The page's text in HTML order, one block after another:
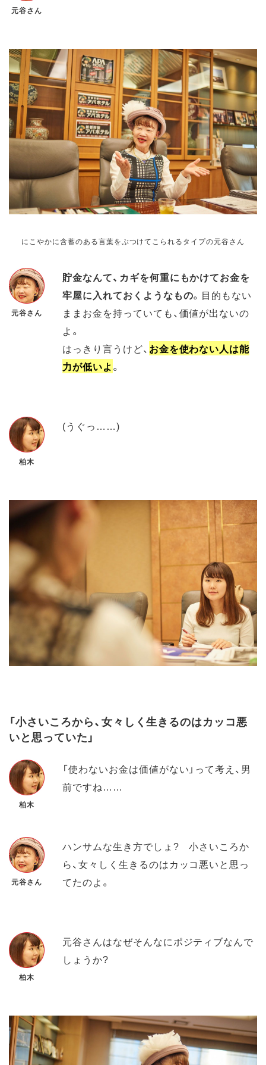
元谷さん
にこやかに含蓄のある言葉をぶつけてこられるタイプの元谷さん
元谷さん
貯金なんて、カギを何重にもかけてお金を
牢屋に入れておくようなもの。目的もない
ままお金を持っていても、価値が出ないの
よ。
はっきり言うけど、 お金を使わない人は能
力が低いよ。
柏木
(うぐっ……)
「小さいころから、女々しく生きるのはカッコ悪
いと思っていた」
柏木
「使わないお金は価値がない」って考え、男
前ですね……
元谷さん
ハンサムな生き方でしょ? 小さいころか
ら、女々しく生きるのはカッコ悪いと思っ
てたのよ。
柏木
元谷さんはなぜそんなにポジティブなんで
しょうか?